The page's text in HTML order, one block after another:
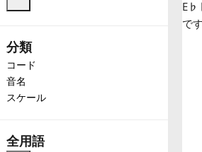
Deutsch
Español
分類
コード
音名
スケール
全用語
E♭
です